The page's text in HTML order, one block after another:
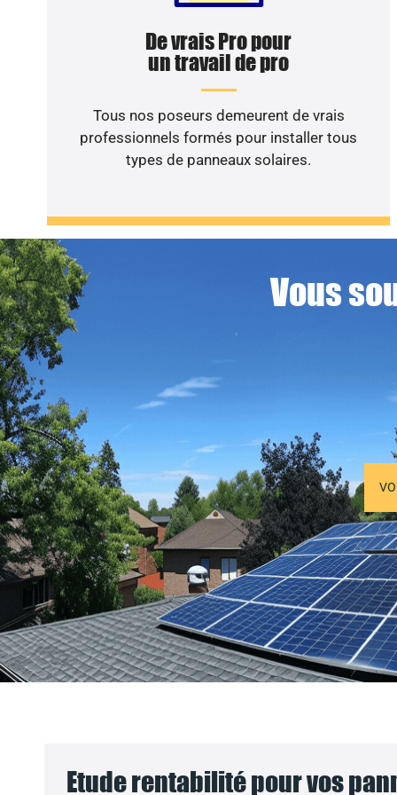
De vrais Pro pour
un travail de pro
Tous nos poseurs demeurent de vrais
professionnels formés pour installer tous
types de panneaux solaires.
Vous
Etude rentabilité pour vos